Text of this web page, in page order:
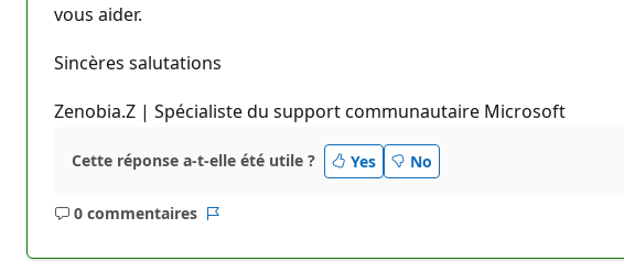
vous aider.
Sincères salutations
Zenobia.Z | Spécialiste du support communautaire Microsoft
Cette réponse a-t-elle été utile ? Yes No
0 commentaires
Aucun